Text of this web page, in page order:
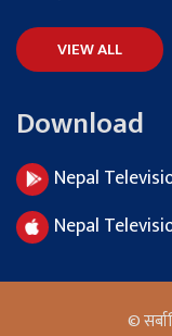
VIEW ALL
Download
Nepal
Nepal
©